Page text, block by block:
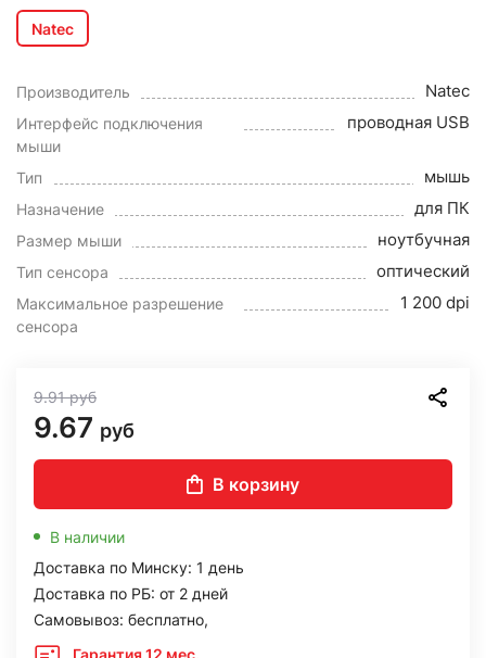
Natec
Производитель Natec
Интерфейс подключения
мыши
проводная USB
Тип мышь
Назначение для ПК
Размер мыши ноутбучная
Тип сенсора оптический
Максимальное разрешение
сенсора
1 200 dpi
9.91руб
9.67 руб
В корзину
В наличии
Доставка по Минску: 1 день
Доставка по РБ: от 2 дней
Самовывоз: бесплатно,
Гарантия 12 мес.